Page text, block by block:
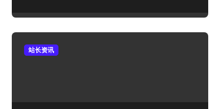
站长资讯